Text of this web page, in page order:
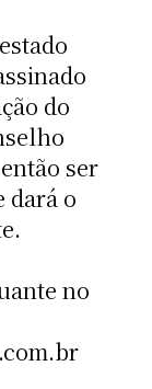
do
ser
dará o
no